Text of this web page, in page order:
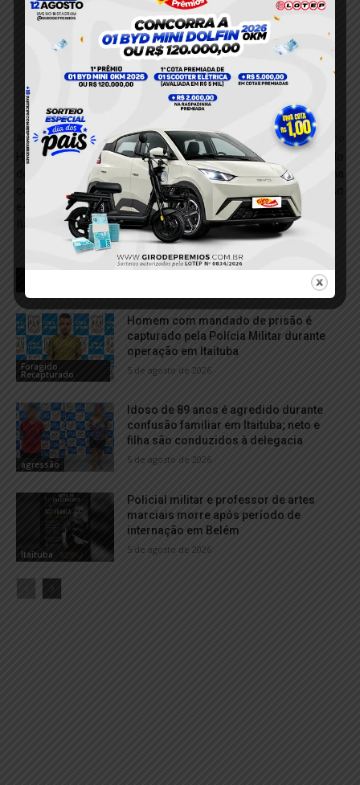
Anterior
Homem é conduzido à
delegacia após ser flagrado
com pistola de airsoft em
espaço de eventos em
Próximo
Suspeito de furto é detido
após usar cartão da vítima
em loja de Novo Progresso
Foragido
Recapturado
Homem com mandado de prisão é
capturado pela Polícia Militar durante
operação em Itaituba
5 de agosto de 2026
agressão
Idoso de 89 anos é agredido durante
confusão familiar em Itaituba; neto e
filha são conduzidos à delegacia
5 de agosto de 2026
Itaituba
Policial militar e professor de artes
marciais morre após período de
internação em Belém
5 de agosto de 2026